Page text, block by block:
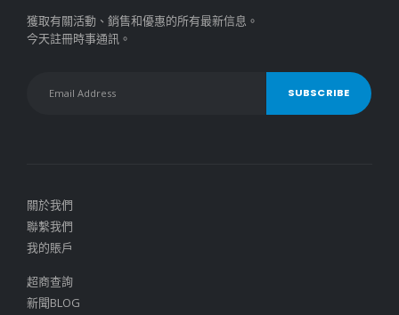
獲取有關活動、銷售和優惠的所有最新信息。
今天註冊時事通訊。
關於我們
聯繫我們
我的賬戶
超商查詢
新聞BLOG